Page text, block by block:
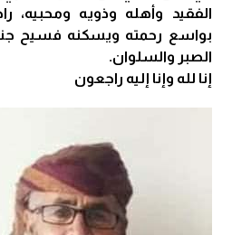
الفقيد وأهله وذويه ومحبيه،
بواسع رحمته ويسكنه فسيح
الصبر والسلوان.
إنا لله وإنا إليه راجعون